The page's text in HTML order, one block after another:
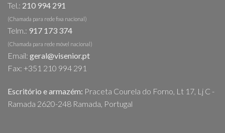
Tel.: 210 994 291
(Chamada para rede fixa nacional)
Telm.: 917 173 374
(Chamada para rede móvel nacional)
Email: geral@visenior.pt
Fax: +351 210 994 291
Escritório e armazém: Praceta Courela do Forno, Lt 17, Lj C -
Ramada 2620-248 Ramada, Portugal